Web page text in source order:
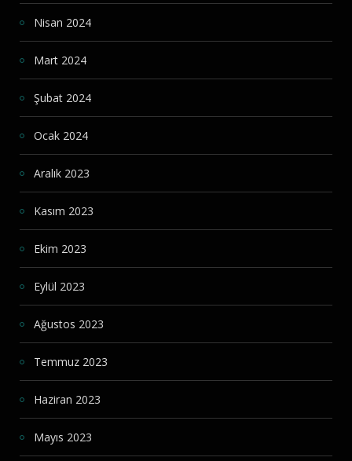
Nisan 2024
Mart 2024
Şubat 2024
Ocak 2024
Aralık 2023
Kasım 2023
Ekim 2023
Eylül 2023
Ağustos 2023
Temmuz 2023
Haziran 2023
Mayıs 2023